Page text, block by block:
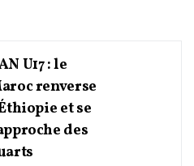
U17 : le
renverse
et se
des